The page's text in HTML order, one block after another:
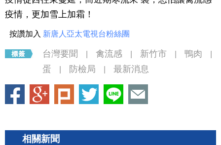
疫情，更加雪上加霜！
按讚加入 新唐人亞太電視台粉絲團
台灣要聞 禽流感 新竹市 鴨肉
蛋 防檢局 最新消息
相關新聞